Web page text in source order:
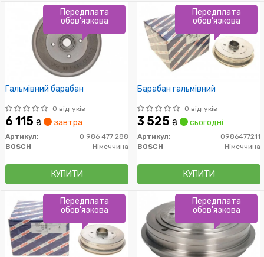
Гальмівний барабан
0 відгуків
6 115 ₴ завтра
Артикул:
0 986 477 288
BOSCH
Німеччина
КУПИТИ
Передплата
обов'язкова
Барабан гальмівний
0 відгуків
3 525 ₴ сьогодні
Артикул:
0986477211
BOSCH
Німеччина
КУПИТИ
Передплата
обов'язкова
Передплата
обов'язкова
Передплата
обов'язкова